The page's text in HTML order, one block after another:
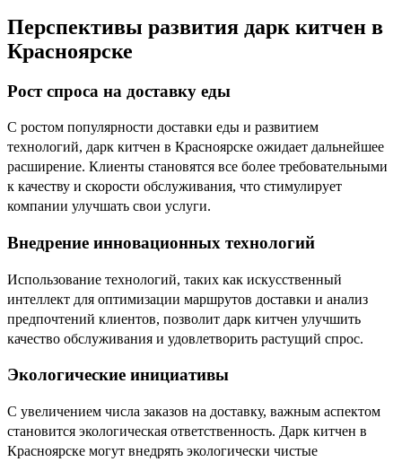
Перспективы развития дарк китчен в
Красноярске
Рост спроса на доставку еды
С ростом популярности доставки еды и развитием
технологий, дарк китчен в Красноярске ожидает дальнейшее
расширение. Клиенты становятся все более требовательными
к качеству и скорости обслуживания, что стимулирует
компании улучшать свои услуги.
Внедрение инновационных технологий
Использование технологий, таких как искусственный
интеллект для оптимизации маршрутов доставки и анализ
предпочтений клиентов, позволит дарк китчен улучшить
качество обслуживания и удовлетворить растущий спрос.
Экологические инициативы
С увеличением числа заказов на доставку, важным аспектом
становится экологическая ответственность. Дарк китчен в
Красноярске могут внедрять экологически чистые